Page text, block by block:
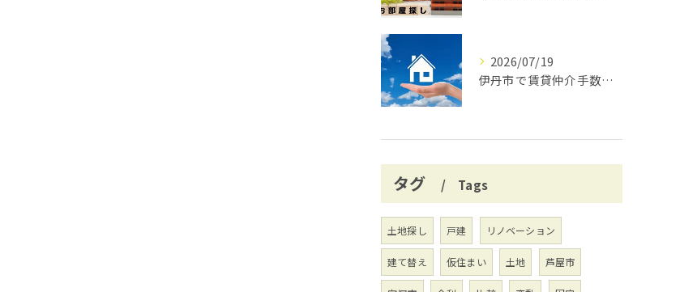
2026/07/19
伊丹市で賃貸仲介手数料無料の賢い借り方
タグ Tags
土地探し 戸建 リノベーション
建て替え 仮住まい 土地 芦屋市